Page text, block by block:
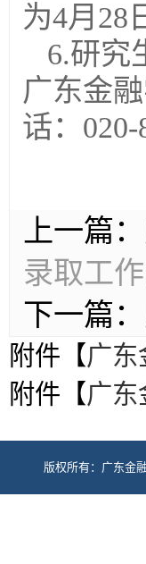
为4月28
6.研究
广东金
话：020-
上一篇：
录取工
下一篇：
附件【广东
附件【广东
版权所有：广东金